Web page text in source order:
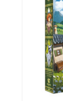
shopping_cart